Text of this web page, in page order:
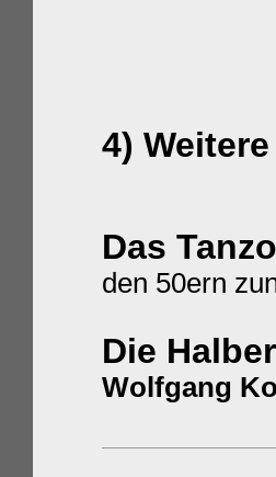
4)
Das
den 50ern
Die
Wolfgang